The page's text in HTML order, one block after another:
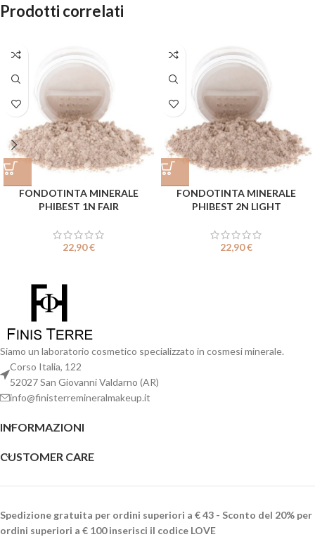
Prodotti correlati
FONDOTINTA MINERALE
PHIBEST 1N FAIR
22,90€
FONDOTINTA MINERALE
PHIBEST 2N LIGHT
22,90€
Siamo un laboratorio cosmetico specializzato in cosmesi minerale.
Corso Italia, 122
52027 San Giovanni Valdarno (AR)
info@finisterremineralmakeup.it
INFORMAZIONI
CUSTOMER CARE
Spedizione gratuita per ordini superiori a € 43 - Sconto del 20% per
ordini superiori a € 100 inserisci il codice LOVE